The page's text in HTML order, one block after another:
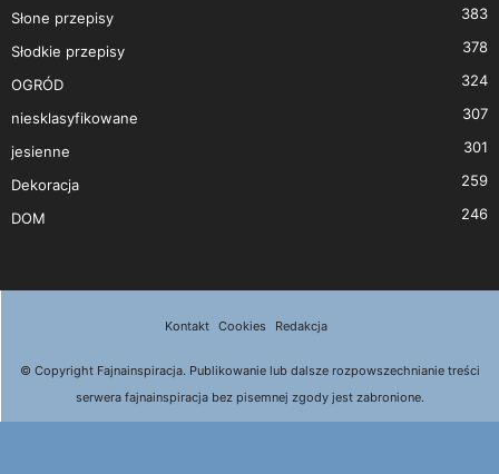
Słone przepisy 383
Słodkie przepisy 378
OGRÓD 324
niesklasyfikowane 307
jesienne 301
Dekoracja 259
DOM 246
Kontakt Cookies Redakcja
© Copyright Fajnainspiracja. Publikowanie lub dalsze rozpowszechnianie treści
serwera fajnainspiracja bez pisemnej zgody jest zabronione.